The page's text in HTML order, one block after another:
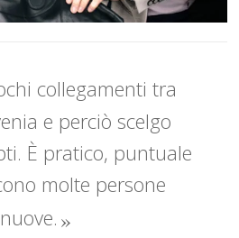
collegamenti tra
e perciò scelgo
È pratico, puntuale
molte persone
nuove.